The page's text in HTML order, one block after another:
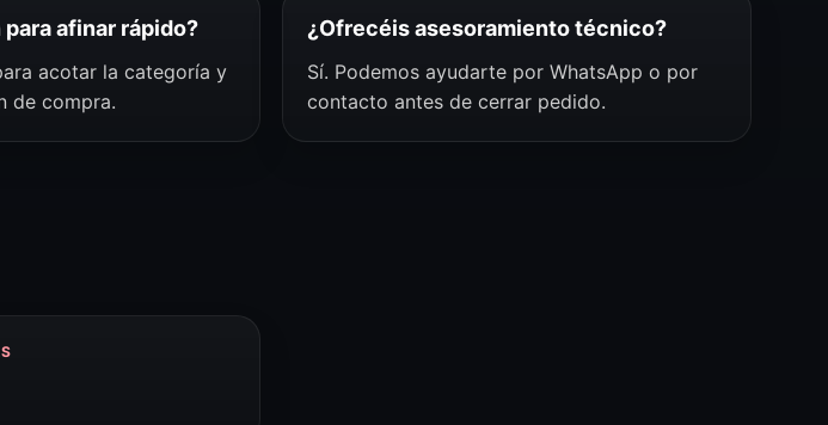
afinar rápido?
acotar la categoría y
de compra.
¿Ofrecéis asesoramiento técnico?
Sí. Podemos ayudarte por WhatsApp o por
contacto antes de cerrar pedido.